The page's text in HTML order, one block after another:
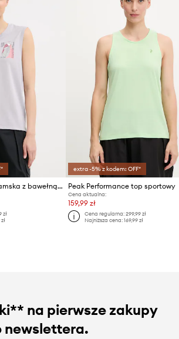
Peak Performance damska z bawełną Explore Graphic
zł
extra -5% z kodem: OFF*
Peak Performance top sportowy
Cena aktualna:
159,99 zł
Cena regularna: 299,99 zł
Najniższa cena: 169,99 zł
na pierwsze zakupy
newslettera.